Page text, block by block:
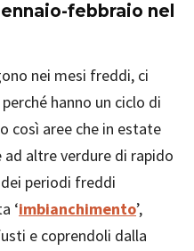
febbraio nel
nei mesi freddi, ci
hanno un ciclo di
così aree che in estate
altre verdure di rapido
periodi freddi
‘imbianchimento’,
e coprendoli dalla